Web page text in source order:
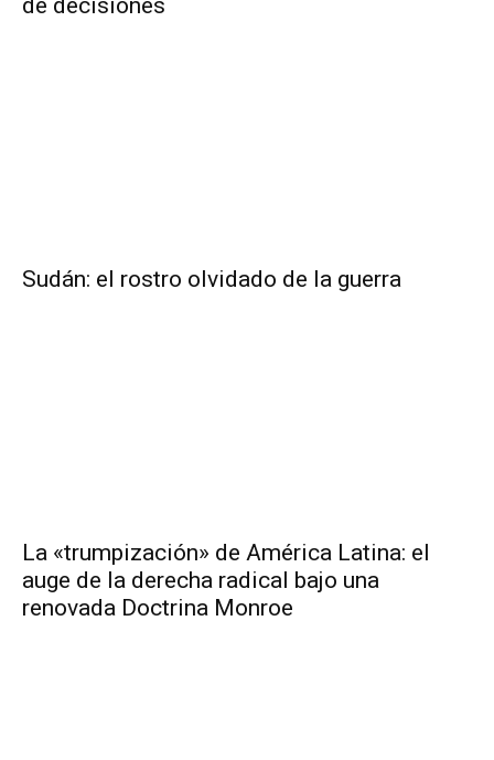
Sudán: el rostro olvidado de la guerra
La «trumpización» de América Latina: el
auge de la derecha radical bajo una
renovada Doctrina Monroe